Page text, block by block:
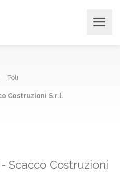
Poli
Costruzioni S.r.l.
Scacco Costruzioni